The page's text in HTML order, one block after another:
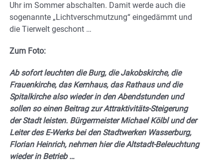
Uhr im Sommer abschalten. Damit werde auch die
sogenannte „Lichtverschmutzung“ eingedämmt und
die Tierwelt geschont …
Zum Foto:
Ab sofort leuchten die Burg, die Jakobskirche, die
Frauenkirche, das Kernhaus, das Rathaus und die
Spitalkirche also wieder in den Abendstunden und
sollen so einen Beitrag zur Attraktivitäts-Steigerung
der Stadt leisten. Bürgermeister Michael Kölbl und der
Leiter des E-Werks bei den Stadtwerken Wasserburg,
Florian Heinrich, nehmen hier die Altstadt-Beleuchtung
wieder in Betrieb …